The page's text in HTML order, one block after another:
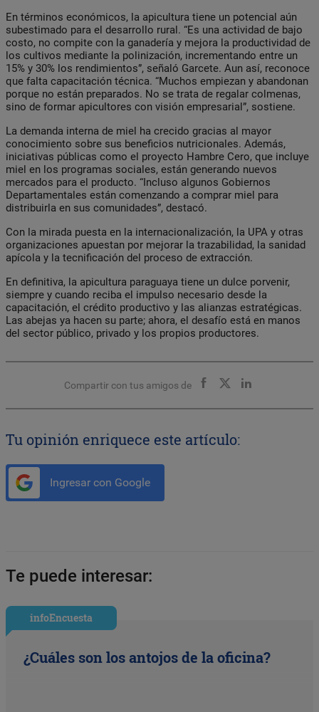
En términos económicos, la apicultura tiene un potencial aún
subestimado para el desarrollo rural. “Es una actividad de bajo
costo, no compite con la ganadería y mejora la productividad de
los cultivos mediante la polinización, incrementando entre un
15% y 30% los rendimientos”, señaló Garcete. Aun así, reconoce
que falta capacitación técnica. “Muchos empiezan y abandonan
porque no están preparados. No se trata de regalar colmenas,
sino de formar apicultores con visión empresarial”, sostiene.
La demanda interna de miel ha crecido gracias al mayor
conocimiento sobre sus beneficios nutricionales. Además,
iniciativas públicas como el proyecto Hambre Cero, que incluye
miel en los programas sociales, están generando nuevos
mercados para el producto. “Incluso algunos Gobiernos
Departamentales están comenzando a comprar miel para
distribuirla en sus comunidades”, destacó.
Con la mirada puesta en la internacionalización, la UPA y otras
organizaciones apuestan por mejorar la trazabilidad, la sanidad
apícola y la tecnificación del proceso de extracción.
En definitiva, la apicultura paraguaya tiene un dulce porvenir,
siempre y cuando reciba el impulso necesario desde la
capacitación, el crédito productivo y las alianzas estratégicas.
Las abejas ya hacen su parte; ahora, el desafío está en manos
del sector público, privado y los propios productores.
Compartir con tus amigos de
Tu opinión enriquece este artículo:
Ingresar con Google
Te puede interesar:
infoEncuesta
¿Cuáles son los antojos de la oficina?